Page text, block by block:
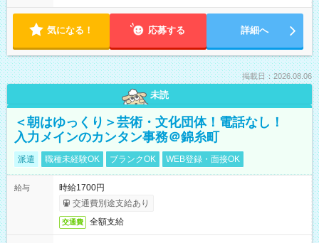
気になる！ 応募する 詳細へ
掲載日：2026.08.06
未読
＜朝はゆっくり＞芸術・文化団体！電話なし！
入力メインのカンタン事務＠錦糸町
派遣 職種未経験OK ブランクOK WEB登録・面接OK
給与
時給1700円
交通費別途支給あり
交通費 全額支給